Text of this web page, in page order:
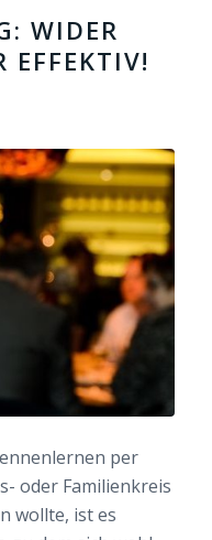
WIDER
EFFEKTIV!
per
oder Familienkreis
wollte, ist es